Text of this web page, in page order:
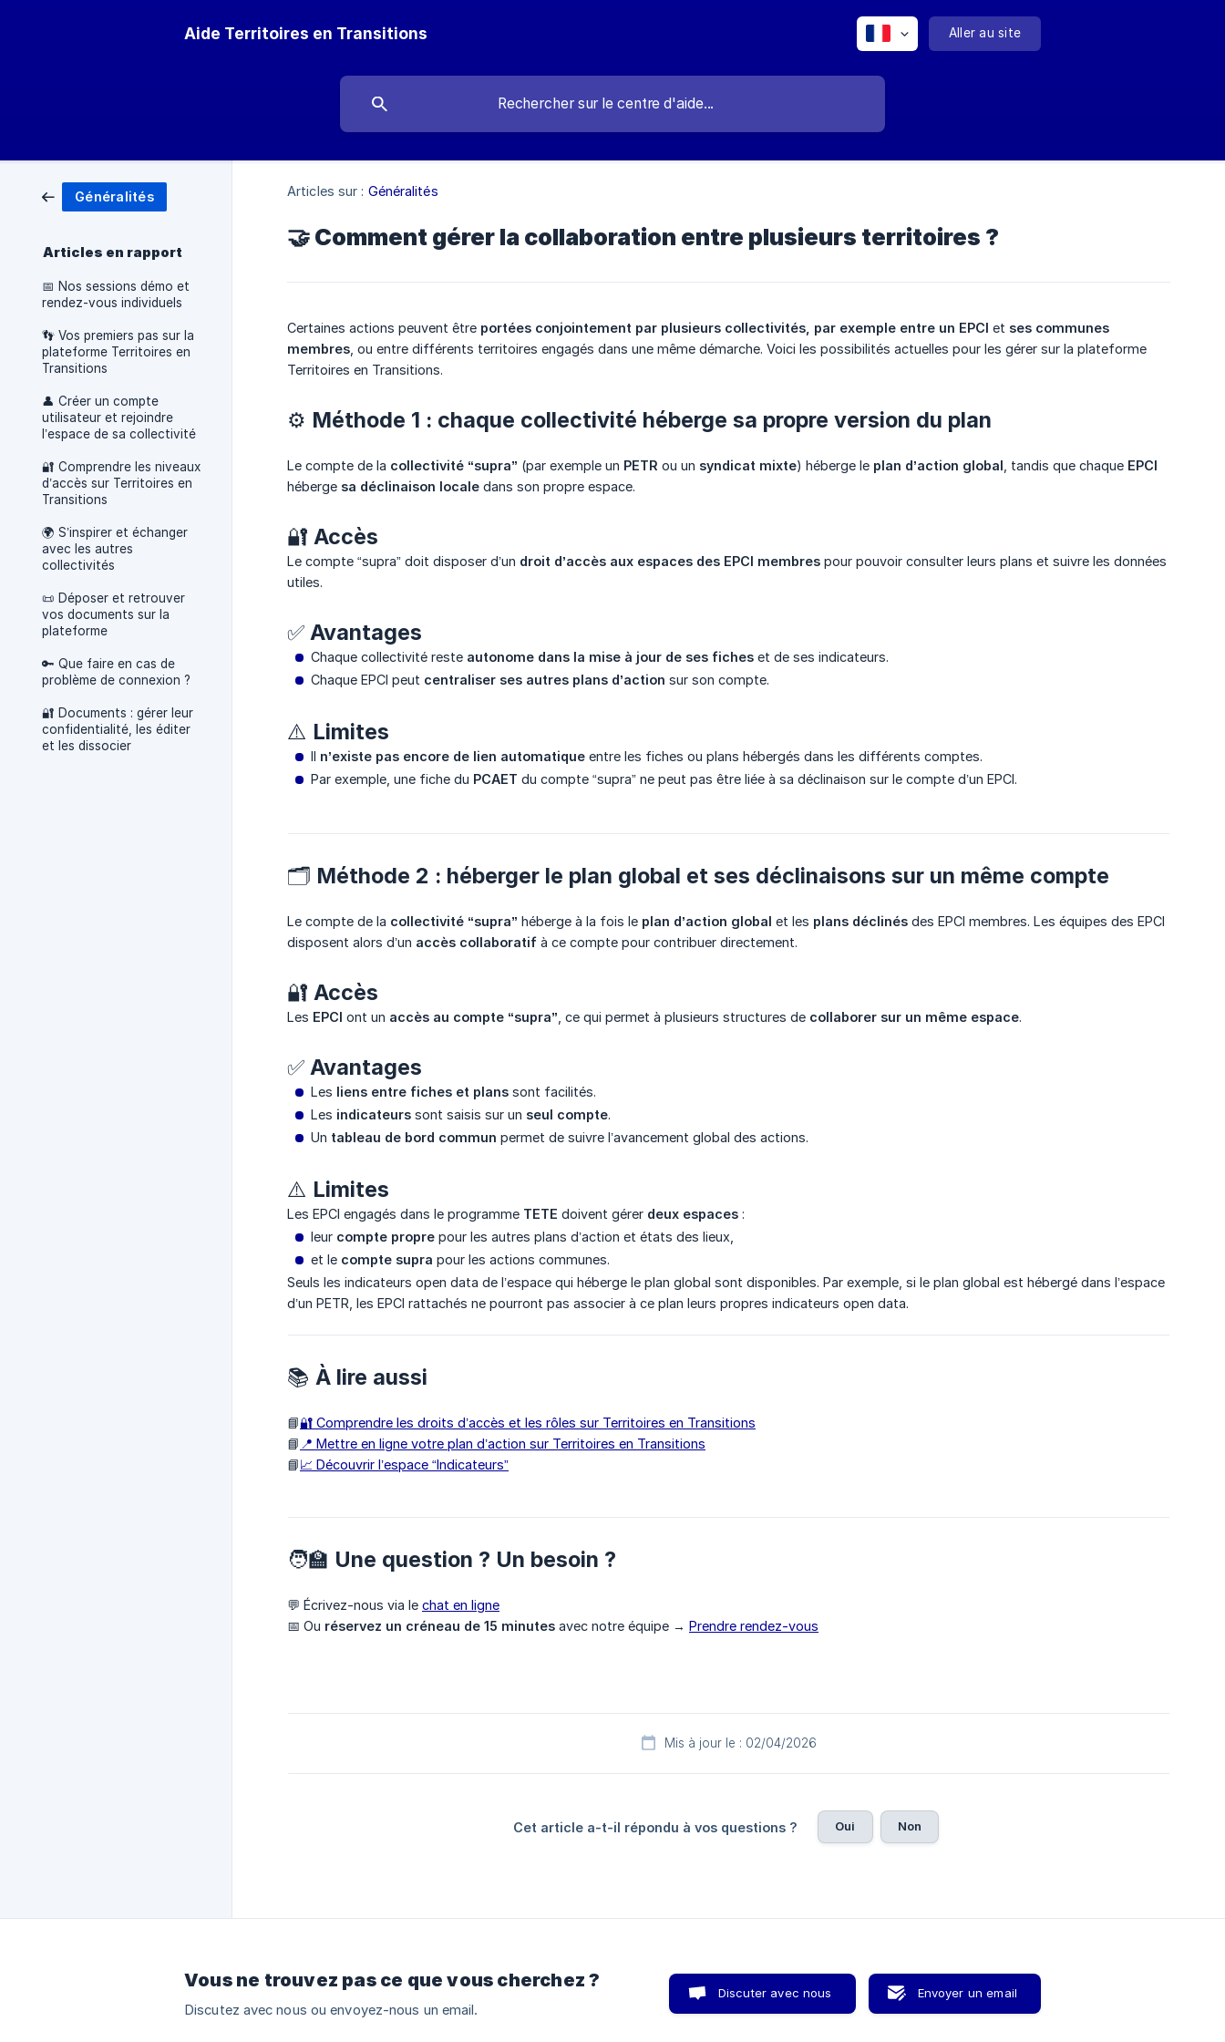
Aide Territoires en Transitions Aller au site
Généralités
Articles en rapport
📅 Nos sessions démo et
rendez-vous individuels
👣 Vos premiers pas sur la
plateforme Territoires en
Transitions
👤 Créer un compte
utilisateur et rejoindre
l’espace de sa collectivité
🔐 Comprendre les niveaux
d’accès sur Territoires en
Transitions
🌍 S’inspirer et échanger
avec les autres
collectivités
📜 Déposer et retrouver
vos documents sur la
plateforme
🔑 Que faire en cas de
problème de connexion ?
🔐 Documents : gérer leur
confidentialité, les éditer
et les dissocier
Articles sur : Généralités
🤝 Comment gérer la collaboration entre plusieurs territoires ?
Certaines actions peuvent être portées conjointement par plusieurs collectivités, par exemple entre un EPCI et ses communes
membres , ou entre différents territoires engagés dans une même démarche. Voici les possibilités actuelles pour les gérer sur la plateforme
Territoires en Transitions.
⚙️ Méthode 1 : chaque collectivité héberge sa propre version du plan
Le compte de la collectivité “supra” (par exemple un PETR ou un syndicat mixte) héberge le plan d’action global , tandis que chaque EPCI
héberge sa déclinaison locale dans son propre espace.
🔐 Accès
Le compte “supra” doit disposer d’un droit d’accès aux espaces des EPCI membres pour pouvoir consulter leurs plans et suivre les données
utiles.
✅ Avantages
Chaque collectivité reste autonome dans la mise à jour de ses fiches et de ses indicateurs.
Chaque EPCI peut centraliser ses autres plans d’action sur son compte.
⚠️ Limites
Il n’existe pas encore de lien automatique entre les fiches ou plans hébergés dans les différents comptes.
Par exemple, une fiche du PCAET du compte “supra” ne peut pas être liée à sa déclinaison sur le compte d’un EPCI.
🗂️ Méthode 2 : héberger le plan global et ses déclinaisons sur un même compte
Le compte de la collectivité “supra” héberge à la fois le plan d’action global et les plans déclinés des EPCI membres. Les équipes des EPCI
disposent alors d’un accès collaboratif à ce compte pour contribuer directement.
🔐 Accès
Les EPCI ont un accès au compte “supra” , ce qui permet à plusieurs structures de collaborer sur un même espace.
✅ Avantages
Les liens entre fiches et plans sont facilités.
Les indicateurs sont saisis sur un seul compte.
Un tableau de bord commun permet de suivre l’avancement global des actions.
⚠️ Limites
Les EPCI engagés dans le programme TETE doivent gérer deux espaces :
leur compte propre pour les autres plans d’action et états des lieux,
et le compte supra pour les actions communes.
Seuls les indicateurs open data de l’espace qui héberge le plan global sont disponibles. Par exemple, si le plan global est hébergé dans l’espace
d’un PETR, les EPCI rattachés ne pourront pas associer à ce plan leurs propres indicateurs open data.
📚 À lire aussi
📘🔐 Comprendre les droits d’accès et les rôles sur Territoires en Transitions
📘 📍 Mettre en ligne votre plan d’action sur Territoires en Transitions
📘📈 Découvrir l’espace “Indicateurs”
🧑‍🏫 Une question ? Un besoin ?
💬 Écrivez-nous via le chat en ligne
📅 Ou réservez un créneau de 15 minutes avec notre équipe → Prendre rendez-vous
Mis à jour le : 02/04/2026
Cet article a-t-il répondu à vos questions ? Oui Non
Vous ne trouvez pas ce que vous cherchez ?
Discutez avec nous ou envoyez-nous un email.
Discuter avec nous Envoyer un email